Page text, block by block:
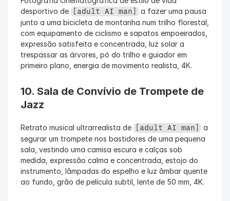
desportivo de
[adult AI man] a fazer uma pausa
junto a uma bicicleta de montanha num trilho florestal,
com equipamento de ciclismo e sapatos empoeirados,
expressão satisfeita e concentrada, luz solar a
trespassar as árvores, pó do trilho e guiador em
primeiro plano, energia de movimento realista, 4K.
10. Sala de Convívio de Trompete de
Jazz
Retrato musical ultrarrealista de [adult AI man] a
segurar um trompete nos bastidores de uma pequena
sala, vestindo uma camisa escura e calças sob
medida, expressão calma e concentrada, estojo do
instrumento, lâmpadas do espelho e luz âmbar quente
ao fundo, grão de película subtil, lente de 50 mm, 4K.